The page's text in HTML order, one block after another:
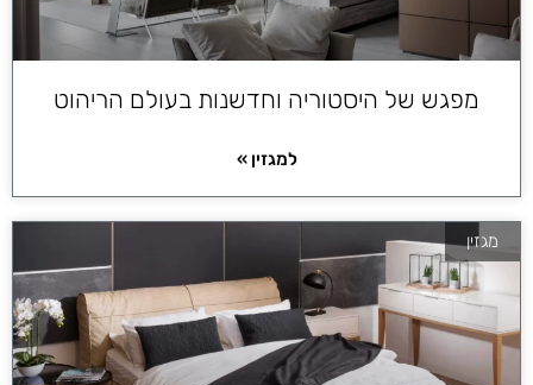
מפגש של היסטוריה וחדשנות בעולם הריהוט
למגזין »
מגזין